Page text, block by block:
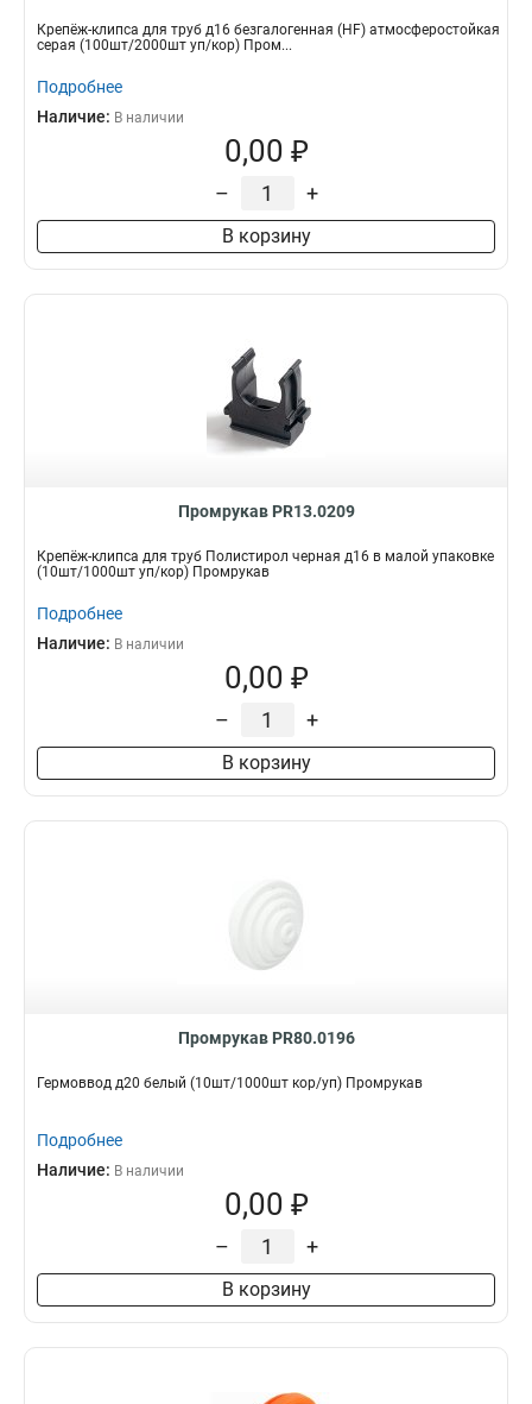
Крепёж-клипса для труб д16 безгалогенная (HF) атмосферостойкая
серая (100шт/2000шт уп/кор) Пром...
Подробнее
Наличие: В наличии
0,00 ₽
– +
В корзину
Промрукав PR13.0209
Крепёж-клипса для труб Полистирол черная д16 в малой упаковке
(10шт/1000шт уп/кор) Промрукав
Подробнее
Наличие: В наличии
0,00 ₽
– +
В корзину
Промрукав PR80.0196
Гермоввод д20 белый (10шт/1000шт кор/уп) Промрукав
Подробнее
Наличие: В наличии
0,00 ₽
– +
В корзину